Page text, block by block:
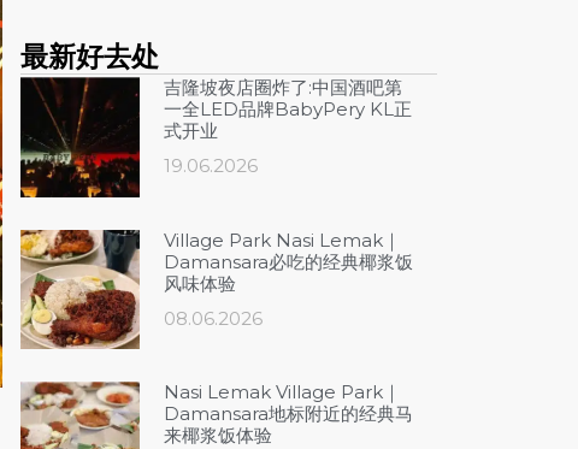
最新好去处
吉隆坡夜店圈炸了:中国酒吧第
一全LED品牌BabyPery KL正
式开业
19.06.2026
Village Park Nasi Lemak｜
Damansara必吃的经典椰浆饭
风味体验
08.06.2026
Nasi Lemak Village Park｜
Damansara地标附近的经典马
来椰浆饭体验